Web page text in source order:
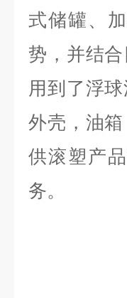
式储罐、
势，并结
用到了浮
外壳，油
供滚塑产
务。